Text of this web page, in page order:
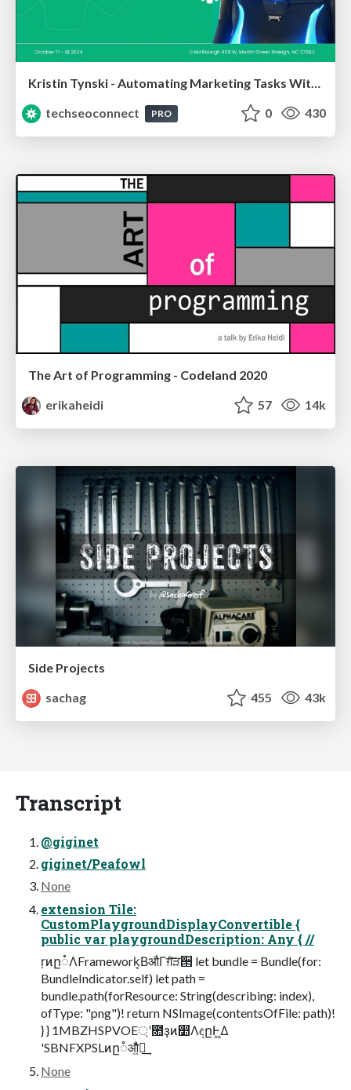
Kristin Tynski - Automating Marketing Tasks With AI
techseoconnect
PRO 0 430
The Art of Programming - Codeland 2020
erikaheidi
57 14k
Side Projects
sachag
455 43k
Transcript
@giginet
giginet/Peafowl
None
extension Tile:
CustomPlaygroundDisplayConvertible {
public var playgroundDescription: Any { //
ṛͷը૾ΛFramework͔ΒऔΓग़ͯ͠ੜ੒ let bundle = Bundle(for:
BundleIndicator.self) let path =
bundle.path(forResource: String(describing: index),
ofType: "png")! return NSImage(contentsOfFile: path)!
} } 1MBZHSPVOE্ʹ೚ҙͷ෺ΛඳըͰ͖Δ
'SBNFXPSLͷը૾औ͖ͬͯͯฦ͢
None